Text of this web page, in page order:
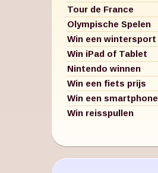
Tour de France
Olympische Spelen
Win een wintersport
Win iPad of Tablet
Nintendo winnen
Win een fiets prijs
Win een smartphone
Win reisspullen